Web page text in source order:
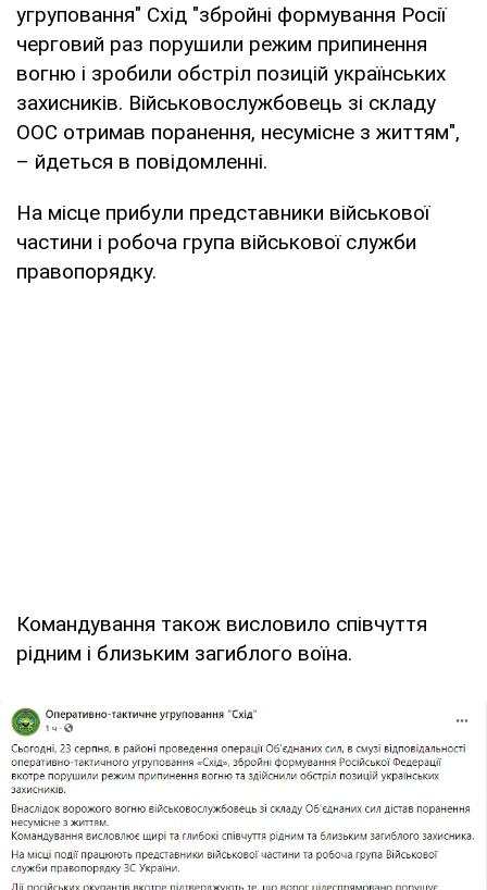
угруповання" Схід "збройні формування Росії
черговий раз порушили режим припинення
вогню і зробили обстріл позицій українських
захисників. Військовослужбовець зі складу
ООС отримав поранення, несумісне з життям",
– йдеться в повідомленні.
На місце прибули представники військової
частини і робоча група військової служби
правопорядку.
Командування також висловило співчуття
рідним і близьким загиблого воїна.